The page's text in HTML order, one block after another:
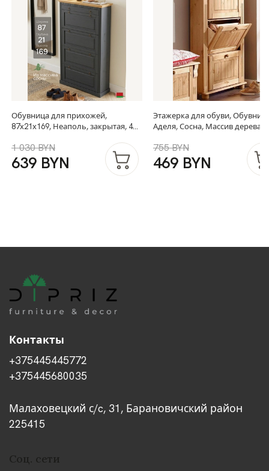
Обувница для прихожей,
87х21х169, Неаполь, закрытая, 4
серый, Dipriz
1 030 BYN
639 BYN
Этажерка для обуви,
Аделя, Сосна, Массив дерева,
755 BYN
469 BYN
Контакты
+375445445772
+375445680035
Малаховецкий с/c, 31, Барановичский район
225415
Соц. сети